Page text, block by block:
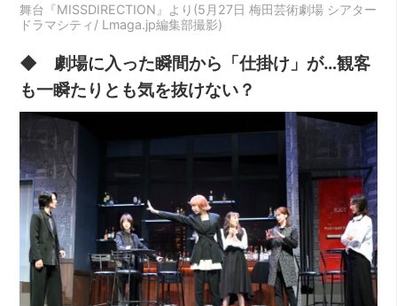
舞台『MISSDIRECTION』より(5月27日 梅田芸術劇場 シアター
ドラマシティ/ Lmaga.jp編集部撮影)
◆ 劇場に入った瞬間から「仕掛け」が…観客
も一瞬たりとも気を抜けない？